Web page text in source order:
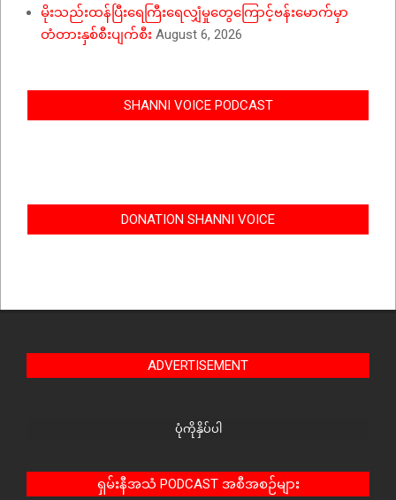
မိုးသည်းထန်ပြီးရေကြီးရေလျှံမှုတွေကြောင့်ဗန်းမောက်မှာ
တံတားနှစ်စီးပျက်စီး August 6, 2026
SHANNI VOICE PODCAST
DONATION SHANNI VOICE
ADVERTISEMENT
ပုံကိုနှိပ်ပါ
ရှမ်းနီအသံ PODCAST အစီအစဉ်များ